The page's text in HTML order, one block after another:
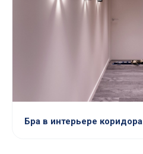
Бра в интерьере коридора